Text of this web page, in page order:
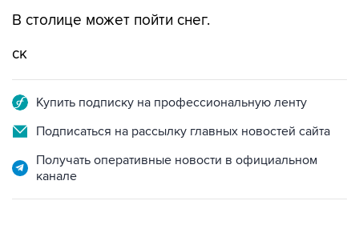
В столице может пойти снег.
ск
Купить подписку на профессиональную ленту
Подписаться на рассылку главных новостей сайта
Получать оперативные новости в официальном
канале